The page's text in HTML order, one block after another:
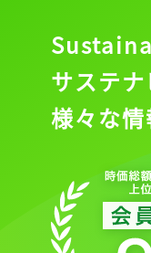
サステ
様々な